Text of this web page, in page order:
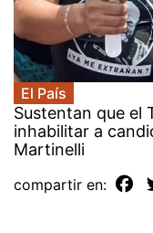
El País
Sustentan que el
inhabilitar a
Martinelli
compartir en: